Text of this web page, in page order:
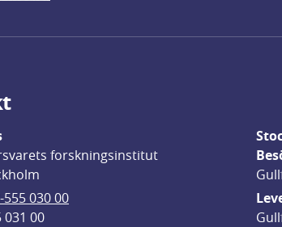
forskningsinstitut
555 030 00
031 00